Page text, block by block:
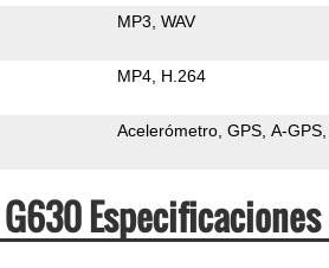
MP3 WAV
MP4 H.264
Acelerómetro GPS A-GPS